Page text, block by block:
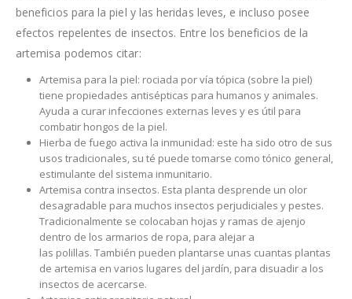
beneficios para la piel y las heridas leves, e incluso posee
efectos repelentes de insectos. Entre los beneficios de la
artemisa podemos citar:
Artemisa para la piel: rociada por vía tópica (sobre la piel)
tiene propiedades antisépticas para humanos y animales.
Ayuda a curar infecciones externas leves y es útil para
combatir hongos de la piel.
Hierba de fuego activa la inmunidad: este ha sido otro de sus
usos tradicionales, su té puede tomarse como tónico general,
estimulante del sistema inmunitario.
Artemisa contra insectos. Esta planta desprende un olor
desagradable para muchos insectos perjudiciales y pestes.
Tradicionalmente se colocaban hojas y ramas de ajenjo
dentro de los armarios de ropa, para alejar a
las polillas. También pueden plantarse unas cuantas plantas
de artemisa en varios lugares del jardín, para disuadir a los
insectos de acercarse.